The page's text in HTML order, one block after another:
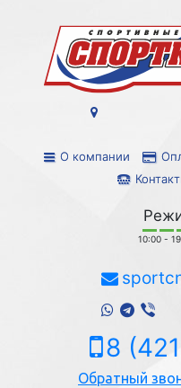
О компании
10:00 -
8
Обратный